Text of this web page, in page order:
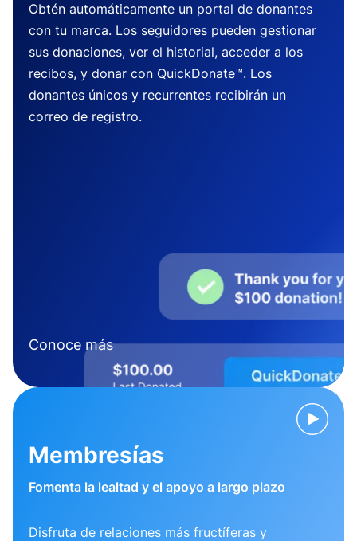
Obtén automáticamente un portal de donantes
con tu marca. Los seguidores pueden gestionar
sus donaciones, ver el historial, acceder a los
recibos, y donar con QuickDonate™. Los
donantes únicos y recurrentes recibirán un
correo de registro.
Conoce más
Membresías
Fomenta la lealtad y el apoyo a largo plazo
Disfruta de relaciones más fructíferas y